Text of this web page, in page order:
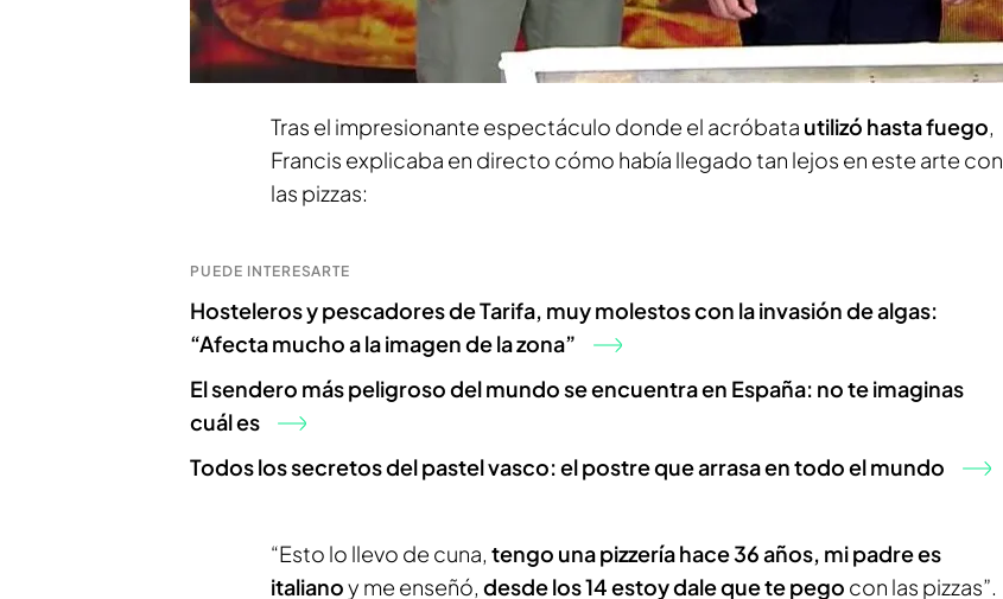
plató de ‘Tiempo al tiempo’ para
deleitar a todos con uno de sus
espectáculos.
Tras el impresionante espectáculo donde el acróbata utilizó hasta fuego,
Francis explicaba en directo cómo había llegado tan lejos en este arte con
las pizzas:
PUEDE INTERESARTE
Hosteleros y pescadores de Tarifa, muy molestos con la invasión de algas:
“Afecta mucho a la imagen de la zona”
El sendero más peligroso del mundo se encuentra en España: no te imaginas
cuál es
Todos los secretos del pastel vasco: el postre que arrasa en todo el mundo
“Esto lo llevo de cuna, tengo una pizzería hace 36 años, mi padre es
italianoy me enseñó, desde los 14 estoy dale que te pego con las pizzas”.